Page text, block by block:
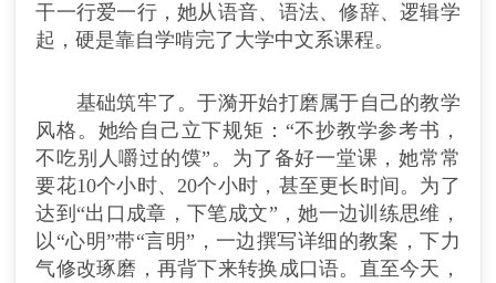
干一行爱一行，她从语音、语法、修辞、逻辑学
起，硬是靠自学啃完了大学中文系课程。
基础筑牢了。于漪开始打磨属于自己的教学
风格。她给自己立下规矩：“不抄教学参考书，
不吃别人嚼过的馍”。为了备好一堂课，她常常
要花10个小时、20个小时，甚至更长时间。为了
达到“出口成章，下笔成文”，她一边训练思维，
以“心明”带“言明”，一边撰写详细的教案，下力
气修改琢磨，再背下来转换成口语。直至今天，